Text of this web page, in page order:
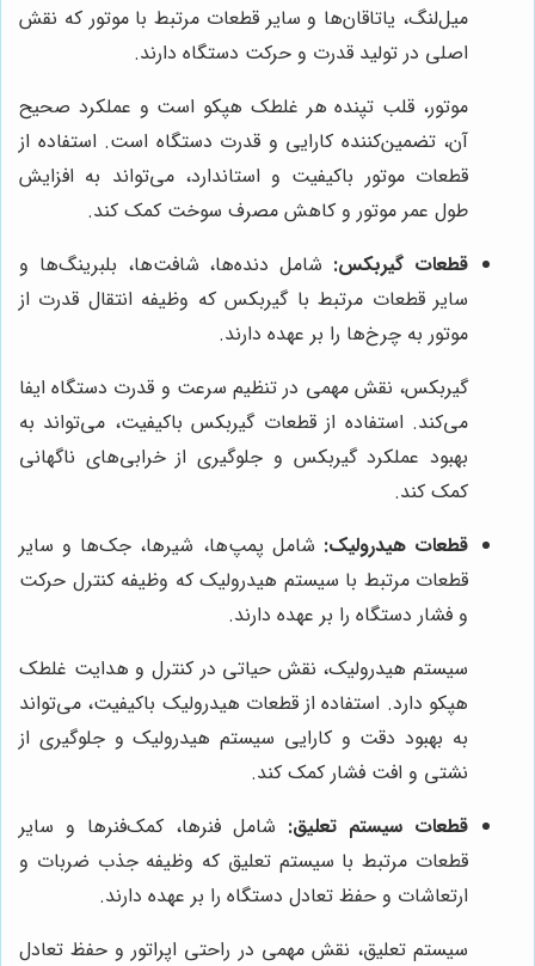
میل‌لنگ، یاتاقان‌ها و سایر قطعات مرتبط با موتور که نقش
اصلی در تولید قدرت و حرکت دستگاه دارند.
موتور، قلب تپنده هر غلطک هپکو است و عملکرد صحیح
آن، تضمین‌کننده کارایی و قدرت دستگاه است. استفاده از
قطعات موتور باکیفیت و استاندارد، می‌تواند به افزایش
طول عمر موتور و کاهش مصرف سوخت کمک کند.
قطعات گیربکس: شامل دنده‌ها، شافت‌ها، بلبرینگ‌ها و
سایر قطعات مرتبط با گیربکس که وظیفه انتقال قدرت از
موتور به چرخ‌ها را بر عهده دارند.
گیربکس، نقش مهمی در تنظیم سرعت و قدرت دستگاه ایفا
می‌کند. استفاده از قطعات گیربکس باکیفیت، می‌تواند به
بهبود عملکرد گیربکس و جلوگیری از خرابی‌های ناگهانی
کمک کند.
قطعات هیدرولیک: شامل پمپ‌ها، شیرها، جک‌ها و سایر
قطعات مرتبط با سیستم هیدرولیک که وظیفه کنترل حرکت
و فشار دستگاه را بر عهده دارند.
سیستم هیدرولیک، نقش حیاتی در کنترل و هدایت غلطک
هپکو دارد. استفاده از قطعات هیدرولیک باکیفیت، می‌تواند
به بهبود دقت و کارایی سیستم هیدرولیک و جلوگیری از
نشتی و افت فشار کمک کند.
قطعات سیستم تعلیق: شامل فنرها، کمک‌فنرها و سایر
قطعات مرتبط با سیستم تعلیق که وظیفه جذب ضربات و
ارتعاشات و حفظ تعادل دستگاه را بر عهده دارند.
سیستم تعلیق، نقش مهمی در راحتی اپراتور و حفظ تعادل